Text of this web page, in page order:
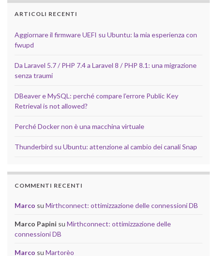
ARTICOLI RECENTI
Aggiornare il firmware UEFI su Ubuntu: la mia esperienza con
fwupd
Da Laravel 5.7 / PHP 7.4 a Laravel 8 / PHP 8.1: una migrazione
senza traumi
DBeaver e MySQL: perché compare l’errore Public Key
Retrieval is not allowed?
Perché Docker non è una macchina virtuale
Thunderbird su Ubuntu: attenzione al cambio dei canali Snap
COMMENTI RECENTI
Marco su Mirthconnect: ottimizzazione delle connessioni DB
Marco Papini su Mirthconnect: ottimizzazione delle
connessioni DB
Marco su Martorèo